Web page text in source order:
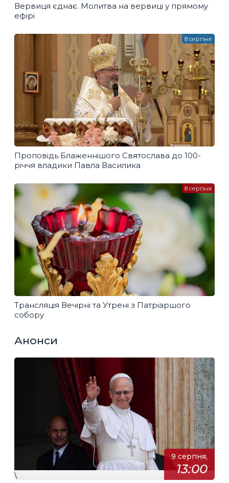
Вервиця єднає. Молитва на вервиці у прямому
ефірі
Проповідь Блаженнішого Святослава до 100-
річчя владики Павла Василика
8 серпня
Трансляція Вечірні та Утрені з Патріаршого
собору
8 серпня
Анонси
9 серпня,
13:00
\